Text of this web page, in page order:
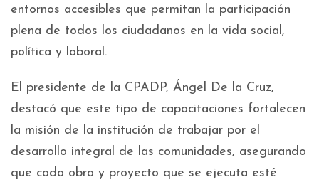
entornos accesibles que permitan la participación
plena de todos los ciudadanos en la vida social,
política y laboral.
El presidente de la CPADP, Ángel De la Cruz,
destacó que este tipo de capacitaciones fortalecen
la misión de la institución de trabajar por el
desarrollo integral de las comunidades, asegurando
que cada obra y proyecto que se ejecuta esté